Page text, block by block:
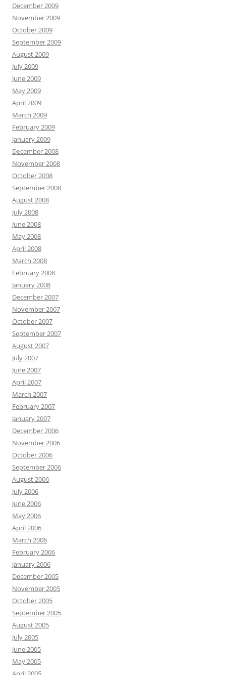
December 2009
November 2009
October 2009
September 2009
August 2009
July 2009
June 2009
May 2009
April 2009
March 2009
February 2009
January 2009
December 2008
November 2008
October 2008
September 2008
August 2008
July 2008
June 2008
May 2008
April 2008
March 2008
February 2008
January 2008
December 2007
November 2007
October 2007
September 2007
August 2007
July 2007
June 2007
April 2007
March 2007
February 2007
January 2007
December 2006
November 2006
October 2006
September 2006
August 2006
July 2006
June 2006
May 2006
April 2006
March 2006
February 2006
January 2006
December 2005
November 2005
October 2005
September 2005
August 2005
July 2005
June 2005
May 2005